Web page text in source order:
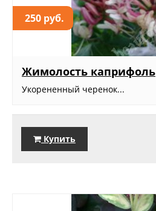
250 руб.
Жимолость каприфоль
Укорененный черенок...
Купить